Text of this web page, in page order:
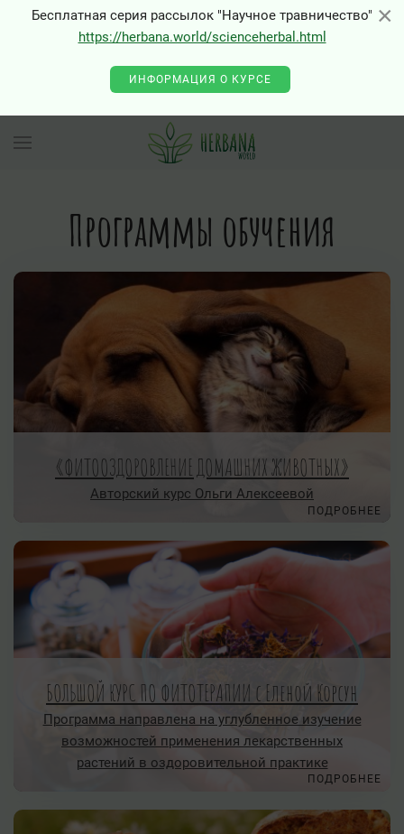
×
Бесплатная серия рассылок "Научное травничество"
https://herbana.world/scienceherbal.html
ИНФОРМАЦИЯ О КУРСЕ
Программы обучения
«ФИТООЗДОРОВЛЕНИЕ ДОМАШНИХ ЖИВОТНЫХ»
Авторский курс Ольги Алексеевой
ПОДРОБНЕЕ
БОЛЬШОЙ КУРС ПО ФИТОТЕРАПИИ с Еленой Корсун
Программа направлена на углубленное изучение
возможностей применения лекарственных
растений в оздоровительной практике
ПОДРОБНЕЕ
×